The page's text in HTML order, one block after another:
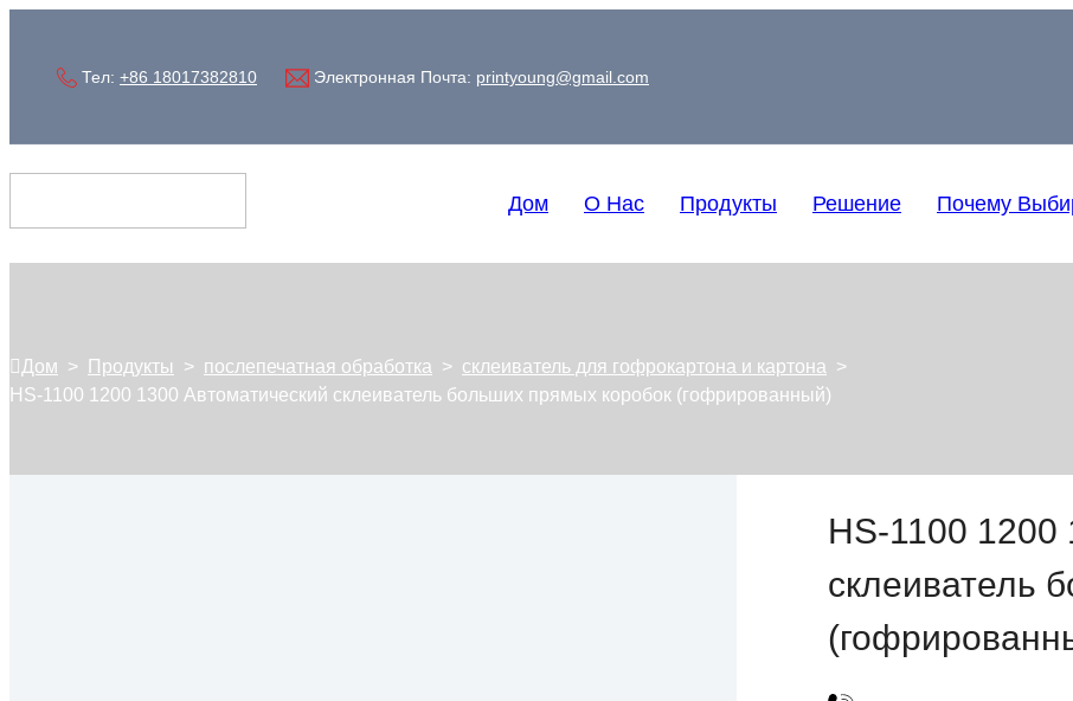
Тел: +86 18017382810 Электронная Почта: printyoung@gmail.com
Дом О Нас Продукты Решение Почему
Дом > Продукты > послепечатная обработка > склеиватель для гофрокартона и картона >
HS-1100 1200 1300 Автоматический склеиватель больших прямых коробок (гофрированный)
HS-1100 1200
склеиватель